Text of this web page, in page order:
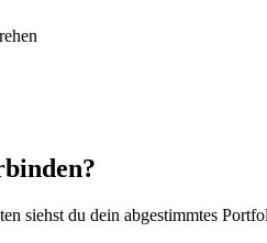
siehst du dein abgestimmtes